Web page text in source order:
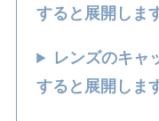
すると展開しま
レンズのキャ
すると展開しま